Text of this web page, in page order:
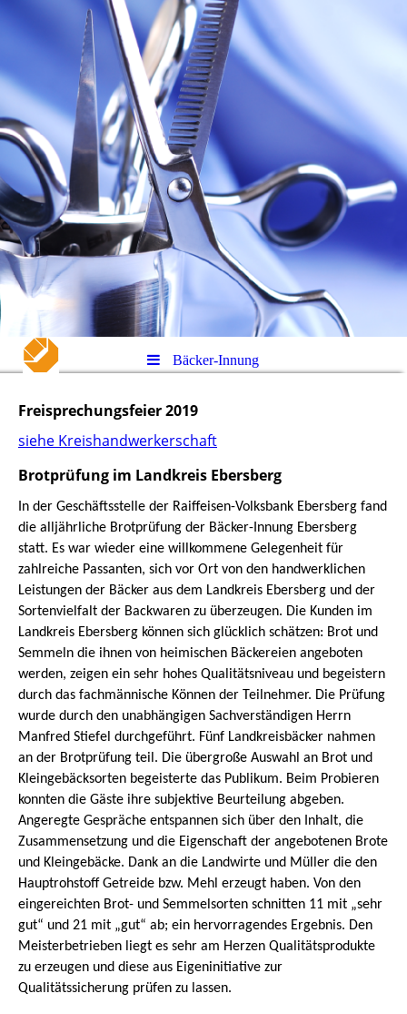
Bäcker-Innung
Freisprechungsfeier 2019
siehe Kreishandwerkerschaft
Brotprüfung im Landkreis Ebersberg
In der Geschäftsstelle der Raiffeisen-Volksbank Ebersberg fand
die alljährliche Brotprüfung der Bäcker-Innung Ebersberg
statt. Es war wieder eine willkommene Gelegenheit für
zahlreiche Passanten, sich vor Ort von den handwerklichen
Leistungen der Bäcker aus dem Landkreis Ebersberg und der
Sortenvielfalt der Backwaren zu überzeugen. Die Kunden im
Landkreis Ebersberg können sich glücklich schätzen: Brot und
Semmeln die ihnen von heimischen Bäckereien angeboten
werden, zeigen ein sehr hohes Qualitätsniveau und begeistern
durch das fachmännische Können der Teilnehmer. Die Prüfung
wurde durch den unabhängigen Sachverständigen Herrn
Manfred Stiefel durchgeführt. Fünf Landkreisbäcker nahmen
an der Brotprüfung teil. Die übergroße Auswahl an Brot und
Kleingebäcksorten begeisterte das Publikum. Beim Probieren
konnten die Gäste ihre subjektive Beurteilung abgeben.
Angeregte Gespräche entspannen sich über den Inhalt, die
Zusammensetzung und die Eigenschaft der angebotenen Brote
und Kleingebäcke. Dank an die Landwirte und Müller die den
Hauptrohstoff Getreide bzw. Mehl erzeugt haben. Von den
eingereichten Brot- und Semmelsorten schnitten 11 mit „sehr
gut“ und 21 mit „gut“ ab; ein hervorragendes Ergebnis. Den
Meisterbetrieben liegt es sehr am Herzen Qualitätsprodukte
zu erzeugen und diese aus Eigeninitiative zur
Qualitätssicherung prüfen zu lassen.